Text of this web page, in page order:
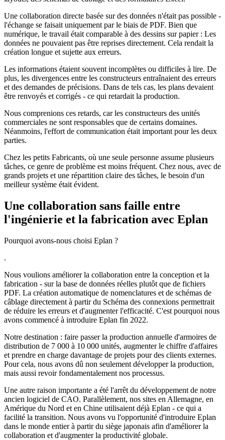
Une collaboration directe basée sur des données n'était pas possible -
l'échange se faisait uniquement par le biais de PDF. Bien que
numérique, le travail était comparable à des dessins sur papier : Les
données ne pouvaient pas être reprises directement. Cela rendait la
création longue et sujette aux erreurs.
Les informations étaient souvent incomplètes ou difficiles à lire. De
plus, les divergences entre les constructeurs entraînaient des erreurs
et des demandes de précisions. Dans de tels cas, les plans devaient
être renvoyés et corrigés - ce qui retardait la production.
Nous comprenions ces retards, car les constructeurs des unités
commerciales ne sont responsables que de certains domaines.
Néanmoins, l'effort de communication était important pour les deux
parties.
Chez les petits Fabricants, où une seule personne assume plusieurs
tâches, ce genre de problème est moins fréquent. Chez nous, avec de
grands projets et une répartition claire des tâches, le besoin d'un
meilleur système était évident.
Une collaboration sans faille entre
l'ingénierie et la fabrication avec Eplan
Pourquoi avons-nous choisi Eplan ?
.
Nous voulions améliorer la collaboration entre la conception et la
fabrication - sur la base de données réelles plutôt que de fichiers
PDF. La création automatique de nomenclatures et de schémas de
câblage directement à partir du Schéma des connexions permettrait
de réduire les erreurs et d'augmenter l'efficacité. C'est pourquoi nous
avons commencé à introduire Eplan fin 2022.
Notre destination : faire passer la production annuelle d'armoires de
distribution de 7 000 à 10 000 unités, augmenter le chiffre d'affaires
et prendre en charge davantage de projets pour des clients externes.
Pour cela, nous avons dû non seulement développer la production,
mais aussi revoir fondamentalement nos processus.
Une autre raison importante a été l'arrêt du développement de notre
ancien logiciel de CAO. Parallèlement, nos sites en Allemagne, en
Amérique du Nord et en Chine utilisaient déjà Eplan - ce qui a
facilité la transition. Nous avons vu l'opportunité d'introduire Eplan
dans le monde entier à partir du siège japonais afin d'améliorer la
collaboration et d'augmenter la productivité globale.